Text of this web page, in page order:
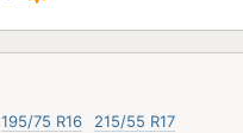
195/75 R16
215/55 R17